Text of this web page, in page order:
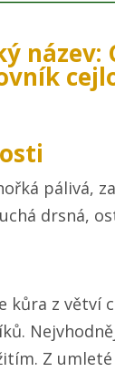
pálivá,
drsná,
kůra z větví
Z